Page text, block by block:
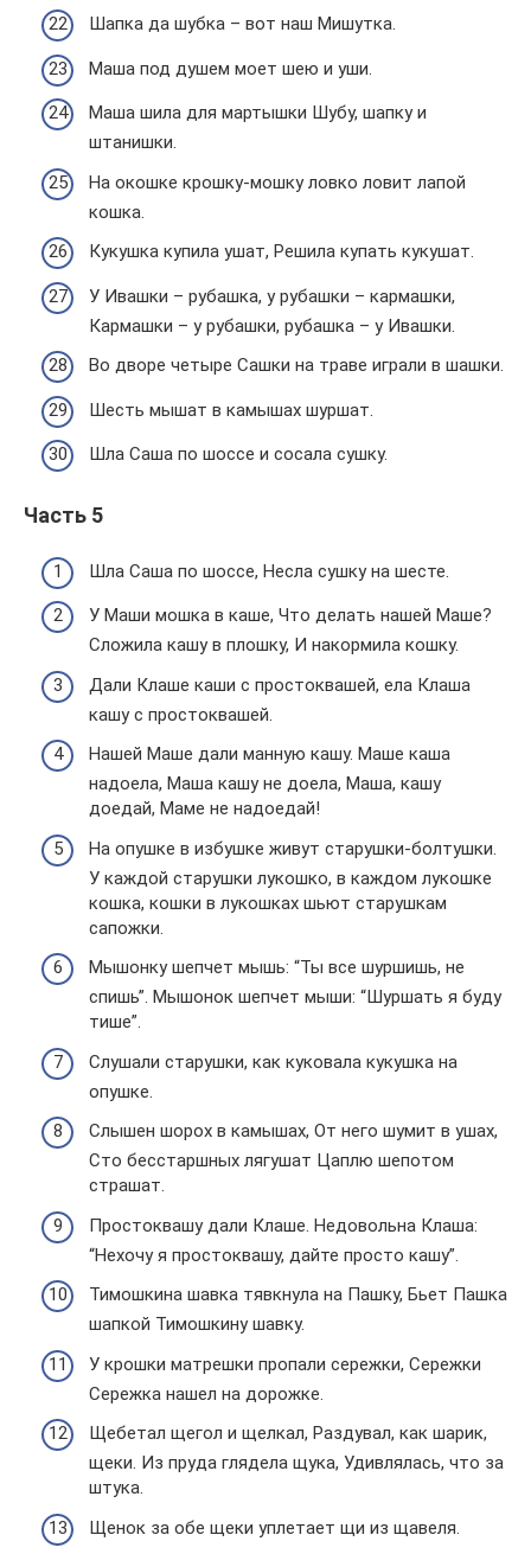
Шапка да шубка – вот наш Мишутка.
Маша под душем моет шею и уши.
Маша шила для мартышки Шубу, шапку и
штанишки.
На окошке крошку-мошку ловко ловит лапой
кошка.
Кукушка купила ушат, Решила купать кукушат.
У Ивашки – рубашка, у рубашки – кармашки,
Кармашки – у рубашки, рубашка – у Ивашки.
Во дворе четыре Сашки на траве играли в шашки.
Шесть мышат в камышах шуршат.
Шла Саша по шоссе и сосала сушку.
Часть 5
Шла Саша по шоссе, Несла сушку на шесте.
У Маши мошка в каше, Что делать нашей Маше?
Сложила кашу в плошку, И накормила кошку.
Дали Клаше каши с простоквашей, ела Клаша
кашу с простоквашей.
Нашей Маше дали манную кашу. Маше каша
надоела, Маша кашу не доела, Маша, кашу
доедай, Маме не надоедай!
На опушке в избушке живут старушки-болтушки.
У каждой старушки лукошко, в каждом лукошке
кошка, кошки в лукошках шьют старушкам
сапожки.
Мышонку шепчет мышь: “Ты все шуршишь, не
спишь”. Мышонок шепчет мыши: “Шуршать я буду
тише”.
Слушали старушки, как куковала кукушка на
опушке.
Слышен шорох в камышах, От него шумит в ушах,
Сто бесстаршных лягушат Цаплю шепотом
страшат.
Простоквашу дали Клаше. Недовольна Клаша:
“Нехочу я простоквашу, дайте просто кашу”.
Тимошкина шавка тявкнула на Пашку, Бьет Пашка
шапкой Тимошкину шавку.
У крошки матрешки пропали сережки, Сережки
Сережка нашел на дорожке.
Щебетал щегол и щелкал, Раздувал, как шарик,
щеки. Из пруда глядела щука, Удивлялась, что за
штука.
Щенок за обе щеки уплетает щи из щавеля.